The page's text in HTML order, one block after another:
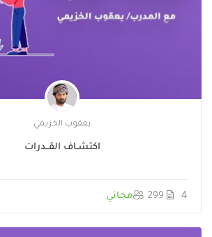
يعقوب الخزيمي
اكتشـاف القــدرات
4
299 مجاني